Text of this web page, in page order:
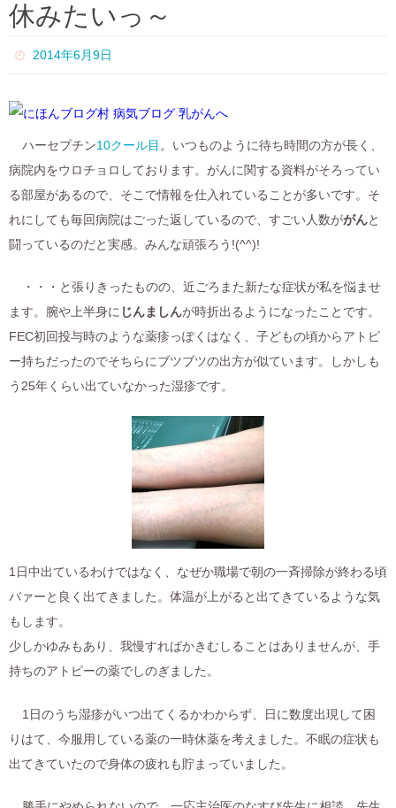
休みたいっ～
2014年6月9日
ハーセプチン10クール目 。いつものように待ち時間の方が長く、
病院内をウロチョロしております。がんに関する資料がそろってい
る部屋があるので、そこで情報を仕入れていることが多いです。そ
れにしても毎回病院はごった返しているので、すごい人数ががんと
闘っているのだと実感。みんな頑張ろう!(^^)!
・・・と張りきったものの、近ごろまた新たな症状が私を悩ませ
ます。腕や上半身に じんましんが時折出るようになったことです。
FEC初回投与時のような薬疹っぽくはなく、子どもの頃からアトピ
ー持ちだったのでそちらにブツブツの出方が似ています。しかしも
う25年くらい出ていなかった湿疹です。
1日中出ているわけではなく、なぜか職場で朝の一斉掃除が終わる頃
バァーと良く出てきました。体温が上がると出てきているような気
もします。
少しかゆみもあり、我慢すればかきむしることはありませんが、手
持ちのアトピーの薬でしのぎました。
1日のうち湿疹がいつ出てくるかわからず、日に数度出現して困
りはて、今服用している薬の一時休薬を考えました。不眠の症状も
出てきていたので身体の疲れも貯まっていました。